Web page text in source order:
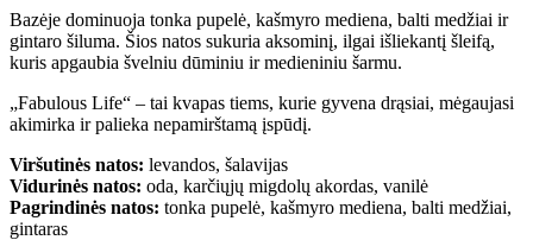
Bazėje dominuoja tonka pupelė, kašmyro mediena, balti medžiai ir
gintaro šiluma. Šios natos sukuria aksominį, ilgai išliekantį šleifą,
kuris apgaubia švelniu dūminiu ir medieniniu šarmu.
„Fabulous Life“ – tai kvapas tiems, kurie gyvena drąsiai, mėgaujasi
akimirka ir palieka nepamirštamą įspūdį.
Viršutinės natos: levandos, šalavijas
Vidurinės natos: oda, karčiųjų migdolų akordas, vanilė
Pagrindinės natos: tonka pupelė, kašmyro mediena, balti medžiai,
gintaras